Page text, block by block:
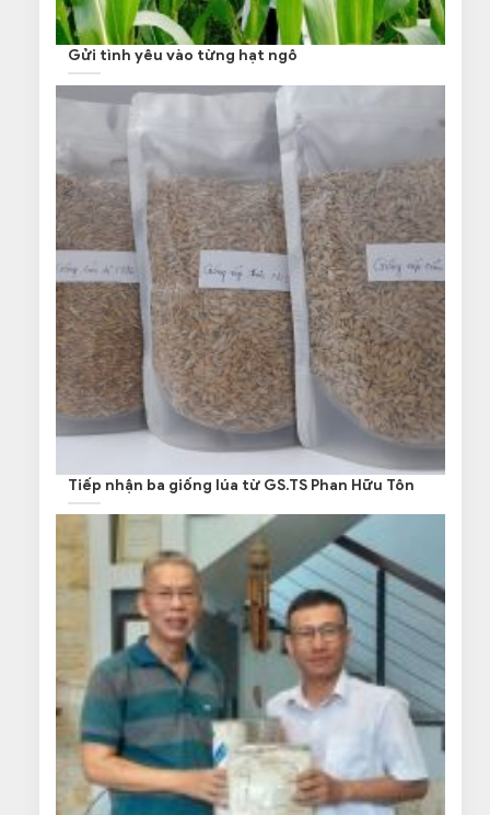
Gửi tình yêu vào từng hạt ngô
Tiếp nhận ba giống lúa từ GS.TS Phan Hữu Tôn